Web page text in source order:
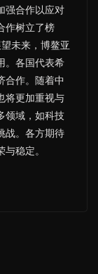
强合作以应对
作树立了榜
未来，博鳌亚
。各国代表希
合作。随着中
将更加重视与
领域，如科技
战。各方期待
稳定。